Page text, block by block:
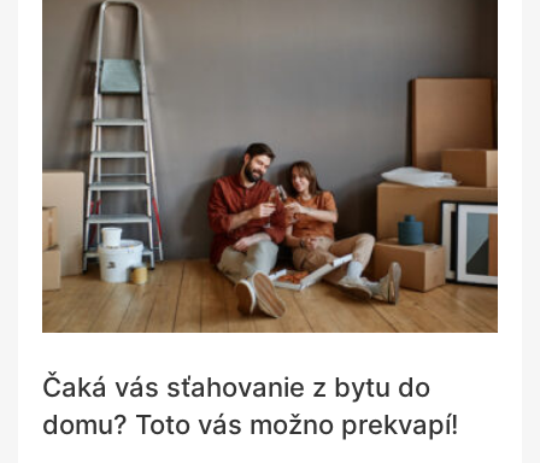
Čaká vás sťahovanie z bytu do
domu? Toto vás možno prekvapí!